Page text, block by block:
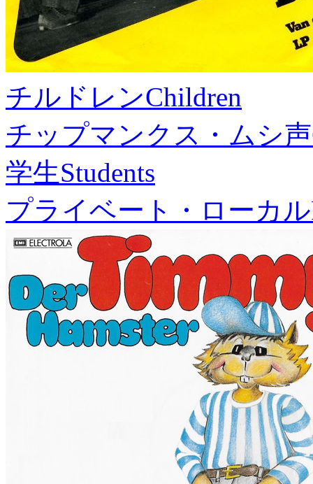
チルドレンChildren
チップマンクス・ムシ声
学生Students
プライベート・ローカル